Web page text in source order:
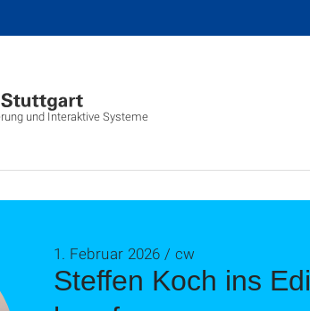
und Interaktive Systeme
Steffen Koch ins
1. Februar 2026 / cw